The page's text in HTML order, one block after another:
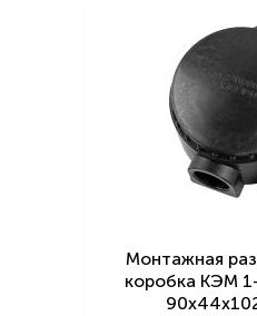
Монтажная
коробка КЭМ